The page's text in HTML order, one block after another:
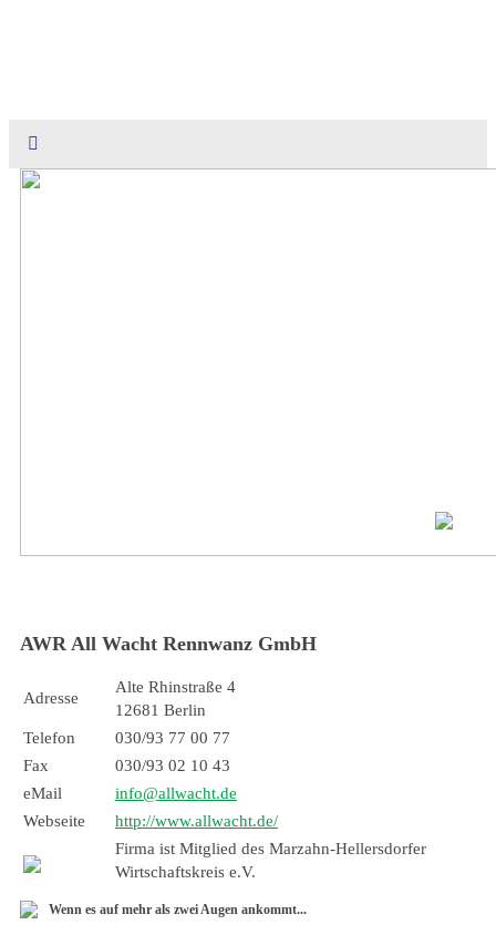
AWR All Wacht Rennwanz GmbH
Adresse
Alte Rhinstraße 4
12681 Berlin
Telefon
030/93 77 00 77
Fax
030/93 02 10 43
eMail
info@allwacht.de
Webseite
http://www.allwacht.de/
Firma ist Mitglied des Marzahn-Hellersdorfer
Wirtschaftskreis e.V.
Wenn es auf mehr als zwei Augen ankommt...